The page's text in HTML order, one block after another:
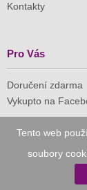
Tento web
soubory
Kontakty
Pro Vás
Doručení zdarma
Vykupto na
Důvěryhodný